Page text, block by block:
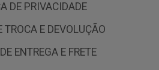
DE PRIVACIDADE
TROCA E DEVOLUÇÃO
ENTREGA E FRETE